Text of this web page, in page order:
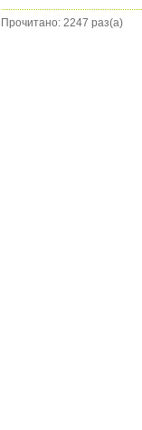
Прочитано: 2247 раз(а)